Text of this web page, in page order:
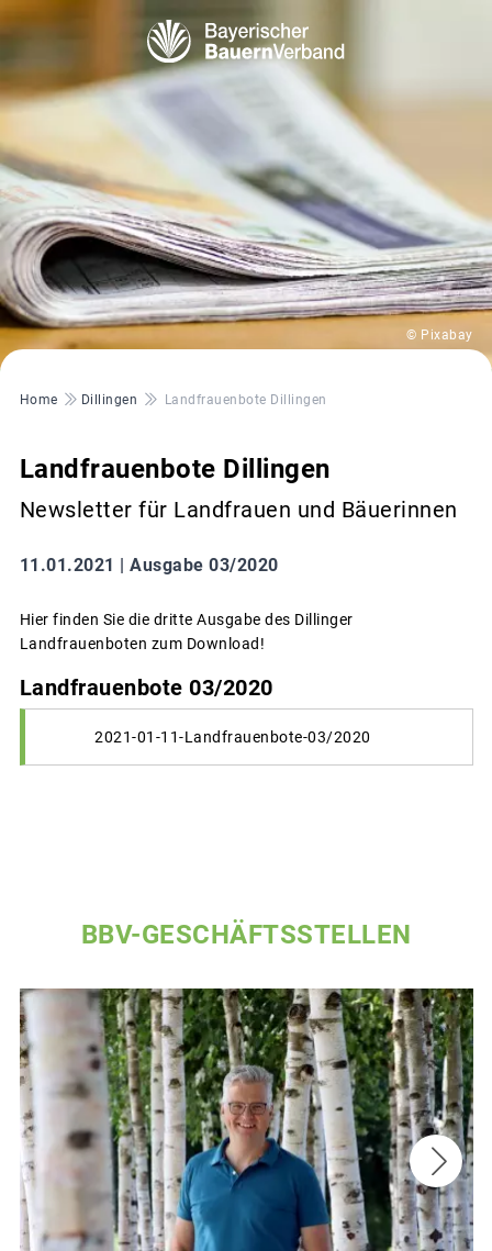
© Pixabay
Pfadnavigation
Home Dillingen Landfrauenbote Dillingen
Landfrauenbote Dillingen
Newsletter für Landfrauen und Bäuerinnen
11.01.2021 | Ausgabe 03/2020
Hier finden Sie die dritte Ausgabe des Dillinger
Landfrauenboten zum Download!
Landfrauenbote 03/2020
2021-01-11-Landfrauenbote-03/2020
BBV-GESCHÄFTSSTELLEN